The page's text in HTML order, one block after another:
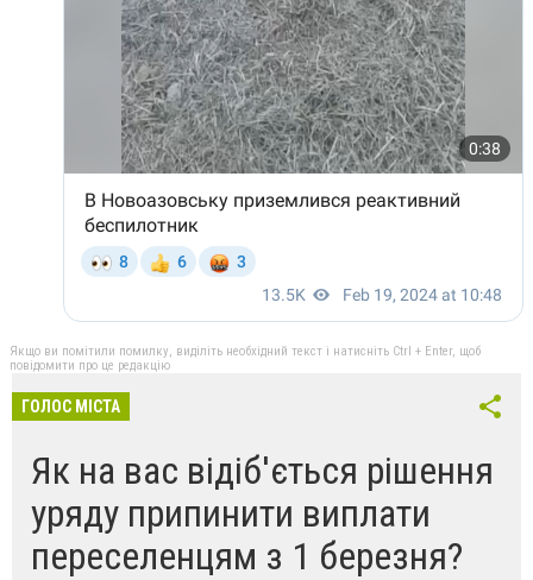
Якщо ви помітили помилку, виділіть необхідний текст і натисніть Ctrl + Enter, щоб
повідомити про це редакцію
ГОЛОС МІСТА
Як на вас відіб'ється рішення
уряду припинити виплати
переселенцям з 1 березня?